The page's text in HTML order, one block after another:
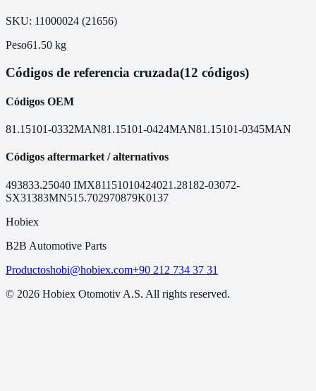
SKU: 11000024 (21656)
Peso61.50 kg
Códigos de referencia cruzada(12 códigos)
Códigos OEM
81.15101-0332MAN81.15101-0424MAN81.15101-0345MAN
Códigos aftermarket / alternativos
493833.25040 IMX81151010424021.28182-03072-
SX31383MN515.702970879K0137
Hobiex
B2B Automotive Parts
Productoshobi@hobiex.com+90 212 734 37 31
© 2026 Hobiex Otomotiv A.S. All rights reserved.